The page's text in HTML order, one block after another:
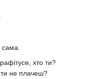
хто ти?
не плачеш?